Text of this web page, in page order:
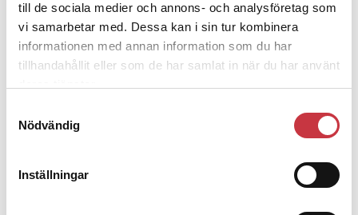
till de sociala medier och annons- och analysföretag som
vi samarbetar med. Dessa kan i sin tur kombinera
informationen med annan information som du har
tillhandahållit eller som de har samlat in när du har använt
Nödvändig
Inställningar
Debatt